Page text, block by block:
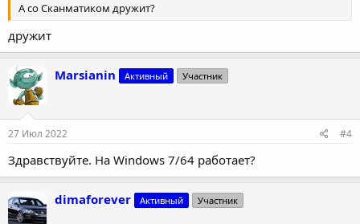
А со Сканматиком дружит?
дружит
Marsianin Активный Участник
27 Июл 2022 #4
Здравствуйте. На Windows 7/64 работает?
dimaforever Активный Участник